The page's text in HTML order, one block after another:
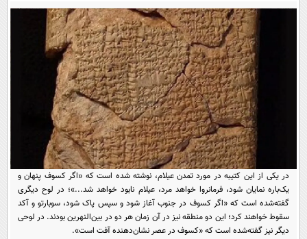
اقتصاد
اقتصادی
خودرو
جامعه
اجتماعی
حوادث
سلامت
یک برش دانایی
محیط زیست
سفر و تفریح
ورزشی
بین الملل
سیاست خارجی
فرهنگ و هنر
علم و دانش
فناوری و It
علمی
اخبار کریپتو
قرآن
گوناگون
سرگرمی
باشگاه مغز
فیلم
اقتصاد
عصر ایران 2
در یکی از این کتیبه در مورد تمدن عیلام، نوشته‌ شده است که «اگر کسوف پنهان و
یک‌باره نمایان شود، فرمانروا خواهد مرد، عیلام نابود خواهد شد...»؛ در لوح دیگری
گفته‌شده است که «اگر کسوف در جنوب آغاز شود و سپس پاک شود، سوبارتو و آکد
سقوط خواهند کرد؛ این دو منطقه نیز در آن زمان هر دو در بین‌النهرین بودند. در لوحی
دیگر نیز گفته‌شده است که «کسوف در عصر نشان‌دهنده آفت است».